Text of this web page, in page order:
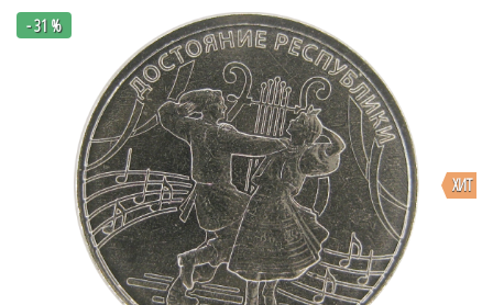
ХИТ
- 31 %